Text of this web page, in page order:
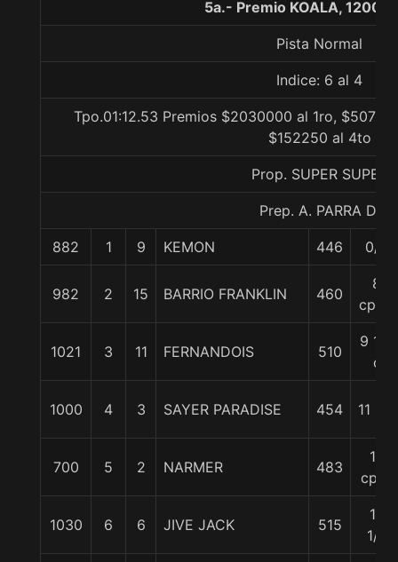
5a.- Premio KOALA, 1200
Pista Normal
Indice: 6 al 4
Tpo.01:12.53 Premios $2030000 al 1ro,
$152250 al 4to
Prop. SUPER SUPER
Prep. A. PARRA D.
882 1 9 KEMON 446 0/0
982 2 15 BARRIO FRANKLIN 460
8
cpos.
1021 3 11 FERNANDOIS 510
9 1/2
c
1000 4 3 SAYER PARADISE 454 11 1/2
700 5 2 NARMER 483
13
cpos
1030 6 6 JIVE JACK 515
13
1/4